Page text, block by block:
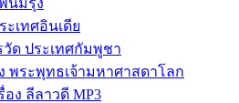
เทศอินเดีย
ด ประเทศกัมพูชา
พระพุทธเจ้ามหาศาสดาโลก
ง ลีลาวดี MP3